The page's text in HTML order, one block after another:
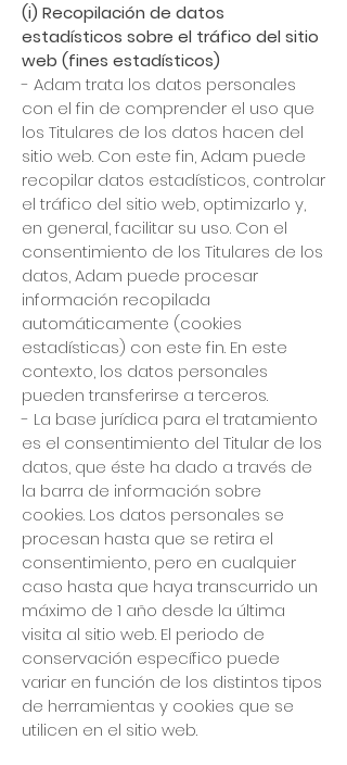
(i) Recopilación de datos
estadísticos sobre el tráfico del sitio
web (fines estadísticos)
- Adam trata los datos personales
con el fin de comprender el uso que
los Titulares de los datos hacen del
sitio web. Con este fin, Adam puede
recopilar datos estadísticos, controlar
el tráfico del sitio web, optimizarlo y,
en general, facilitar su uso. Con el
consentimiento de los Titulares de los
datos, Adam puede procesar
información recopilada
automáticamente (cookies
estadísticas) con este fin. En este
contexto, los datos personales
pueden transferirse a terceros.
- La base jurídica para el tratamiento
es el consentimiento del Titular de los
datos, que éste ha dado a través de
la barra de información sobre
cookies. Los datos personales se
procesan hasta que se retira el
consentimiento, pero en cualquier
caso hasta que haya transcurrido un
máximo de 1 año desde la última
visita al sitio web. El periodo de
conservación específico puede
variar en función de los distintos tipos
de herramientas y cookies que se
utilicen en el sitio web.